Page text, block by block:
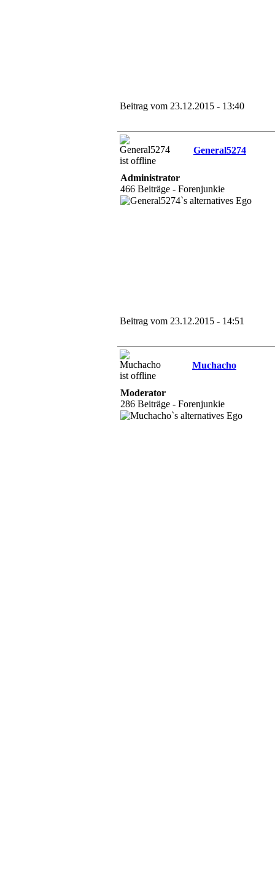
Beitrag vom 23.12.2015 - 13:40
General5274
Administrator
466 Beiträge - Forenjunkie
Beitrag vom 23.12.2015 - 14:51
Muchacho
Moderator
286 Beiträge - Forenjunkie